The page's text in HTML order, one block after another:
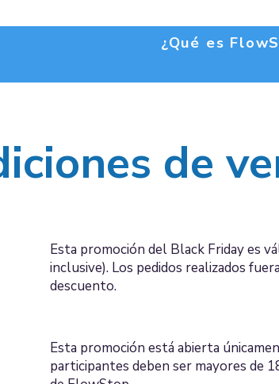
¿Qué es
de
Esta promoción del Black Friday es
inclusive). Los pedidos realizados
descuento.
Esta promoción está abierta
participantes deben ser mayores de